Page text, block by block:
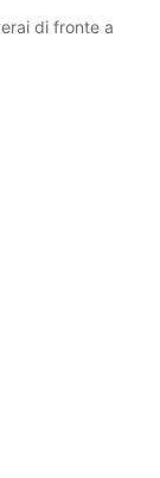
di fronte a